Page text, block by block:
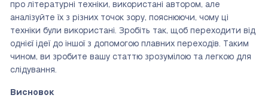
про літературні техніки, використані автором, але
аналізуйте їх з різних точок зору, пояснюючи, чому ці
техніки були використані. Зробіть так, щоб переходити від
однієї ідеї до іншої з допомогою плавних переходів. Таким
чином, ви зробите вашу статтю зрозумілою та легкою для
слідування.
Висновок